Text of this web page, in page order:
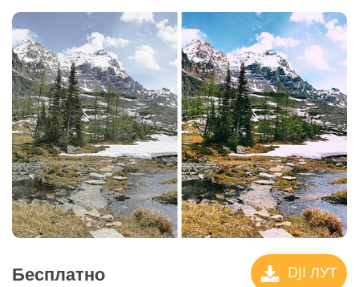
Бесплатно DJI ЛУТ